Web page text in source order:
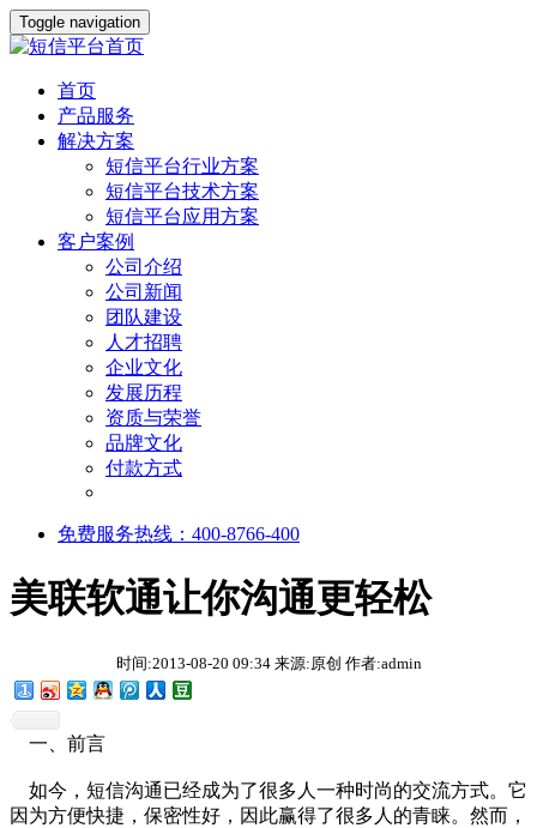
Toggle navigation
首页
产品服务
解决方案
短信平台行业方案
短信平台技术方案
短信平台应用方案
客户案例
公司介绍
公司新闻
团队建设
人才招聘
企业文化
发展历程
资质与荣誉
品牌文化
付款方式
免费服务热线：400-8766-400
美联软通让你沟通更轻松
时间:2013-08-20 09:34 来源:原创 作者:admin
一、前言
如今，短信沟通已经成为了很多人一种时尚的交流方式。它
因为方便快捷，保密性好，因此赢得了很多人的青睐。然而，